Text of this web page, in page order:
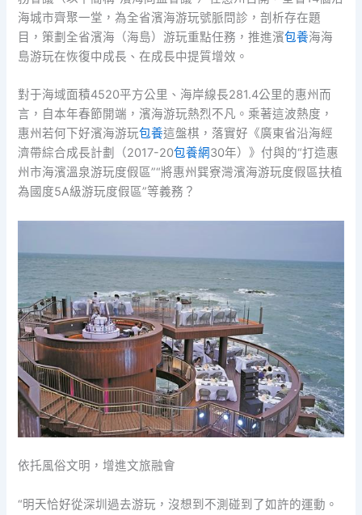
海城市齊聚一堂，為全省濱海游玩號脈問診，剖析存在題
目，策劃全省濱海（海島）游玩重點任務，推進濱包養海海
島游玩在恢復中成長、在成長中提質增效。
對于海域面積4520平方公里、海岸線長281.4公里的惠州而
言，自本年春節開端，濱海游玩熱烈不凡。乘著這波熱度，
惠州若何下好濱海游玩包養這盤棋，落實好《廣東省沿海經
濟帶綜合成長計劃（2017-20包養網30年）》付與的“打造惠
州市海濱溫泉游玩度假區”“將惠州巽寮灣濱海游玩度假區扶植
為國度5A級游玩度假區”等義務？
依托風俗文明，增進文旅融會
“明天恰好從深圳過去游玩，沒想到不測碰到了如許的運動。